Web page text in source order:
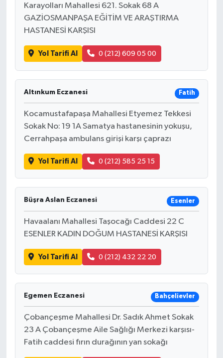
Karayolları Mahallesi 621. Sokak 68 A
GAZİOSMANPAŞA EĞİTİM VE ARAŞTIRMA
HASTANESİ KARŞISI
Yol Tarifi Al 0 (212) 609 05 00
Altınkum Eczanesi Fatih
Kocamustafapaşa Mahallesi Etyemez Tekkesi
Sokak No: 19 1A Samatya hastanesinin yokuşu,
Cerrahpaşa ambulans girişi karşı çaprazı
Yol Tarifi Al 0 (212) 585 25 15
Büşra Aslan Eczanesi Esenler
Havaalanı Mahallesi Taşocağı Caddesi 22 C
ESENLER KADIN DOĞUM HASTANESİ KARŞISI
Yol Tarifi Al 0 (212) 432 22 20
Egemen Eczanesi Bahçelievler
Çobançeşme Mahallesi Dr. Sadık Ahmet Sokak
23 A Çobançeşme Aile Sağlığı Merkezi karşısı-
Fatih caddesi fırın durağının yan sokağı